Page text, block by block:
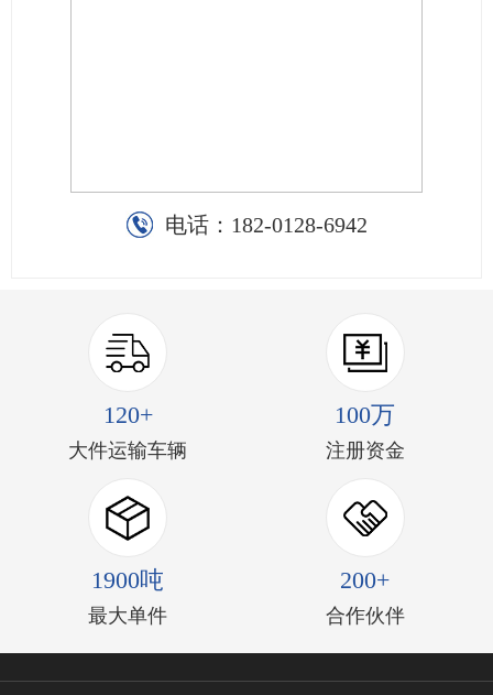
电话： 182-0128-6942
120+
大件运输车辆
100万
注册资金
1900吨
最大单件
200+
合作伙伴